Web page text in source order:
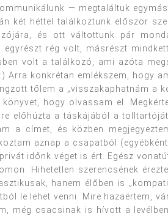
— megtaláltuk
két héttel találkoztunk először
és ott váltottunk pár
rég volt, másrészt
volt a találkozó, ami azóta
Arra konkrétan emlékszem, hogy
tőlem a „visszakaphatnám a
hogy olvassam el.
előhúzta a táskájából a
a címet, és közben
aznap a csapatból
időnk véget is ért. Egész
Hihetetlen szerencsének
hanem élőben is
le lehet venni. Mire hazaértem,
még csacsinak is hívott a